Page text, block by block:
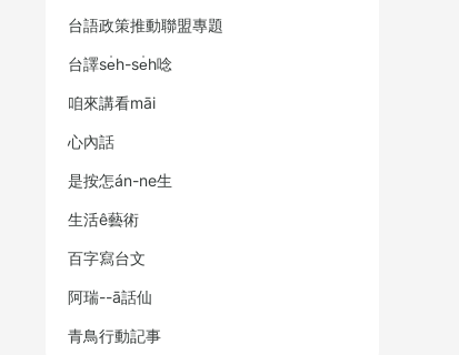
台語政策推動聯盟專題
台譯se̍h-se̍h唸
咱來講看māi
心內話
是按怎án-ne生
生活ê藝術
百字寫台文
阿瑞--ā話仙
青鳥行動記事